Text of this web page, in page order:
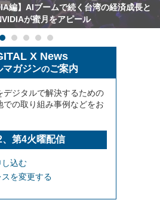
編】AIブームで続く台湾の経済成長と
が蜜月をアピール
X News
マガジンのご案内
デジタルで解決するための
での取り組み事例などをお
、第4火曜配信
し込む
スを変更する